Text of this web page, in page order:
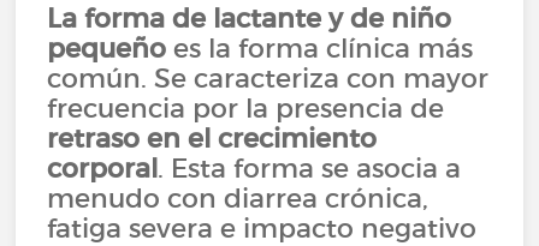
La forma de lactante y de niño
pequeño es la forma clínica más
común. Se caracteriza con mayor
frecuencia por la presencia de
retraso en el crecimiento
corporal. Esta forma se asocia a
menudo con diarrea crónica,
fatiga severa e impacto negativo